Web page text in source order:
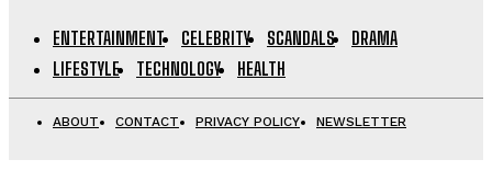
ENTERTAINMENT CELEBRITY SCANDALS
DRAMA
LIFESTYLE
TECHNOLOGY HEALTH
ABOUT CONTACT PRIVACY POLICY NEWSLETTER